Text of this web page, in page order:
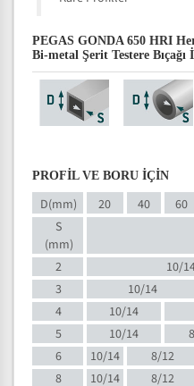
PEGAS GONDA 650 HRI
Bi-metal Şerit Testere
PROFİL VE BORU İÇİN
D(mm) 20 40 60
S
(mm)
2
10/
3
10/14
4
10/14
5
10/14
6
10/14 8/12
8
10/14 8/12